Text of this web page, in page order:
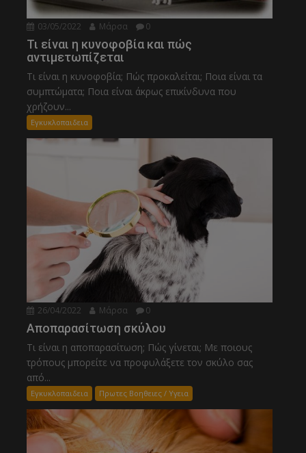
03/05/2022 Μάρσα 0
Τι είναι η κυνοφοβία και πώς
αντιμετωπίζεται
Τι είναι η κυνοφοβία; Πώς προκαλείται; Ποια είναι τα
συμπτώματα; Ποια είναι άκρως επικίνδυνα που
χρήζουν...
Εγκυκλοπαιδεια
26/04/2022 Μάρσα 0
Αποπαρασίτωση σκύλου
Τι είναι η αποπαρασίτωση; Πώς γίνεται; Με ποιους
τρόπους μπορείτε να προφυλάξετε τον σκύλο σας
από...
Εγκυκλοπαιδεια Πρωτες Βοηθειες / Υγεια